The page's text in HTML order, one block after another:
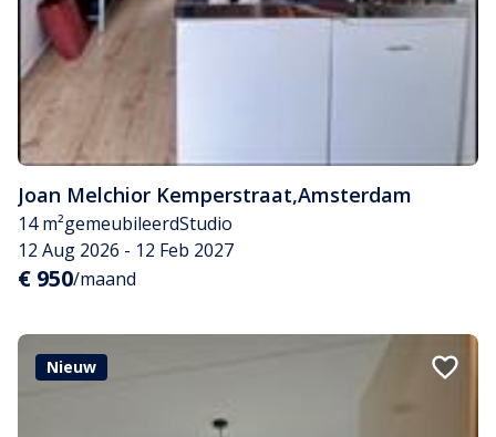
Joan Melchior Kemperstraat,Amsterdam
14 m²gemeubileerdStudio
12 Aug 2026 - 12 Feb 2027
€ 950/maand
Nieuw